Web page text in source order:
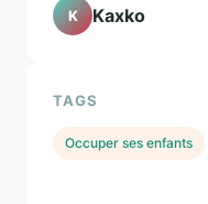
K Kaxko
TAGS
Occuper ses enfants